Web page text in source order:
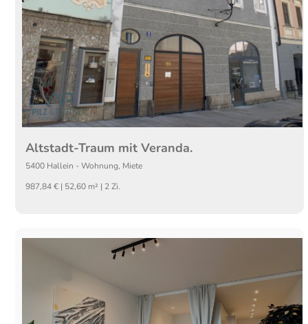
Altstadt-Traum mit Veranda.
5400 Hallein -Wohnung, Miete
987,84 € | 52,60 m² | 2 Zi.